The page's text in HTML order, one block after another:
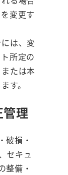
変更す
は、変
所定の
たは本
す。
理
破損・
セキュ
整備・